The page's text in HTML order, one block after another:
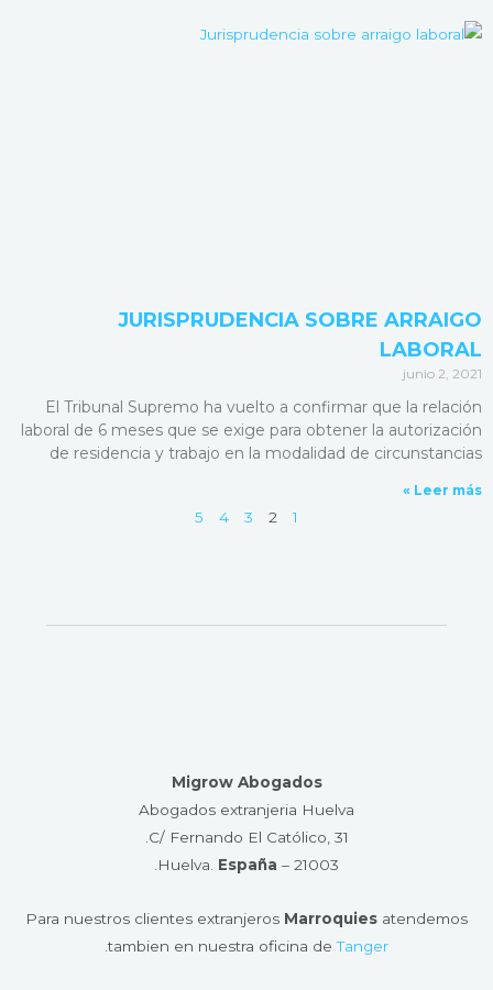
JURISPRUDENCIA SOBRE ARRAIGO
LABORAL
junio 2, 2021
El Tribunal Supremo ha vuelto a confirmar que la relación
laboral de 6 meses que se exige para obtener la autorización
de residencia y trabajo en la modalidad de circunstancias
Leer más »
1
2
3
4
5
Migrow Abogados
Abogados extranjeria Huelva
C/ Fernando El Católico, 31.
21003 – Huelva​.
España
Para nuestros clientes extranjeros Marroquies atendemos
tambien en nuestra oficina deTanger
.